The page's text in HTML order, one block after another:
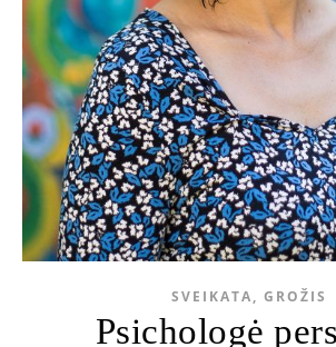
SVEIKATA, GROŽIS
Psichologė